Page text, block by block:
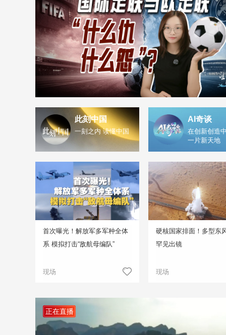
此刻中国
一刻之内 读懂中国
AI奇谈
在创新创造
一片新天地
首次曝光！解放军多军种全体
系 模拟打击“敌航母编队”
现场
硬核国家排面！多型东
罕见出镜
现场
正在直播